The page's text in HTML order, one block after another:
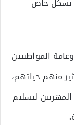
المواطنيين
منهم حياتهم،
لتسليم
.